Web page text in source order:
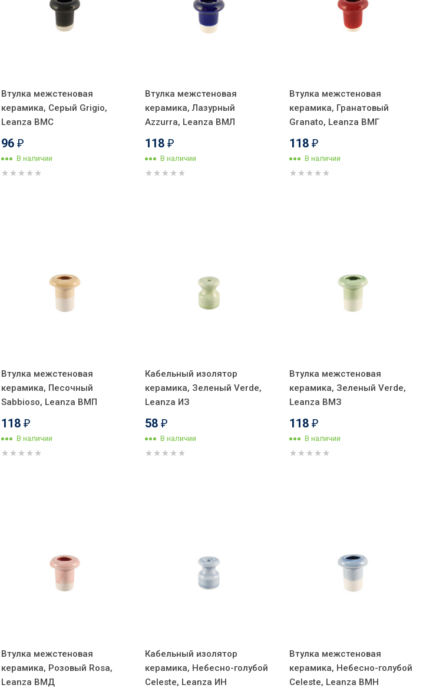
Втулка межстеновая
керамика, Серый Grigio,
Leanza ВМС
96 ₽
В наличии
Втулка межстеновая
керамика, Лазурный
Аzzurra, Leanza ВМЛ
118 ₽
В наличии
Втулка межстеновая
керамика, Гранатовый
Granato, Leanza ВМГ
118 ₽
В наличии
Втулка межстеновая
керамика, Песочный
Sabbioso, Leanza ВМП
118 ₽
В наличии
Кабельный изолятор
керамика, Зеленый Verde,
Leanza ИЗ
58 ₽
В наличии
Втулка межстеновая
керамика, Зеленый Verde,
Leanza ВМЗ
118 ₽
В наличии
Втулка межстеновая
керамика, Розовый Rosa,
Leanza ВМД
Кабельный изолятор
керамика, Hебесно-голубой
Celeste, Leanza ИН
Втулка межстеновая
керамика, Небесно-голубой
Celeste, Leanza ВМН